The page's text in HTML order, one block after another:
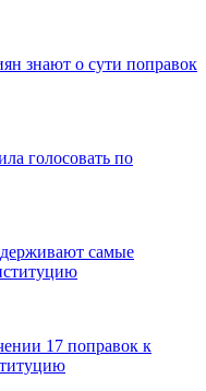
знают о сути поправок
голосовать по
самые
17 поправок к